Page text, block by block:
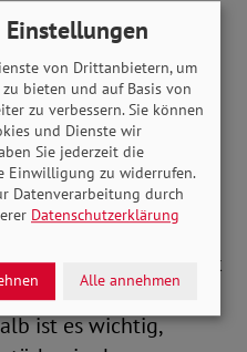
bundesweiten
unterstreiche
zwischen
braucht
Verantwortung
Ehrenamt ist
Stärkung ist
mit Blick
so
ist es wichtig,
von Drittanbietern, um
bieten und auf Basis von
zu verbessern. Sie können
und Dienste wir
Sie jederzeit die
Einwilligung zu widerrufen.
Datenverarbeitung durch
Datenschutzerklärung
Alle annehmen